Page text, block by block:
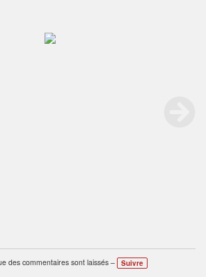
des commentaires sont laissés – Suivre